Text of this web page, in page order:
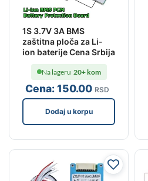
1S 3.7V 3A BMS
zaštitna ploča za Li-
ion baterije Cena Srbija
Cena:150.00 RSD
Na lageru 20+ kom
Dodaj u korpu